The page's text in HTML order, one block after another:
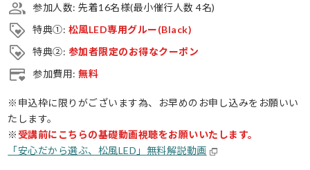
参加人数: 先着16名様(最小催行人数 4名)
特典①: 松風LED専用グルー(Black)
特典②: 参加者限定のお得なクーポン
参加費用:無料
※申込枠に限りがございます為、お早めのお申し込みをお願いい
たします。
※ 受講前にこちらの基礎動画視聴をお願いいたします。
「安心だから選ぶ、松風LED」無料解説動画